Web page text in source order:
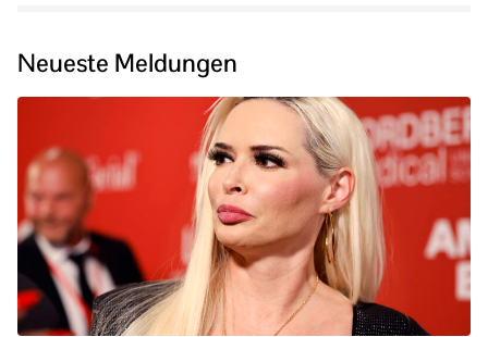
Neueste Meldungen